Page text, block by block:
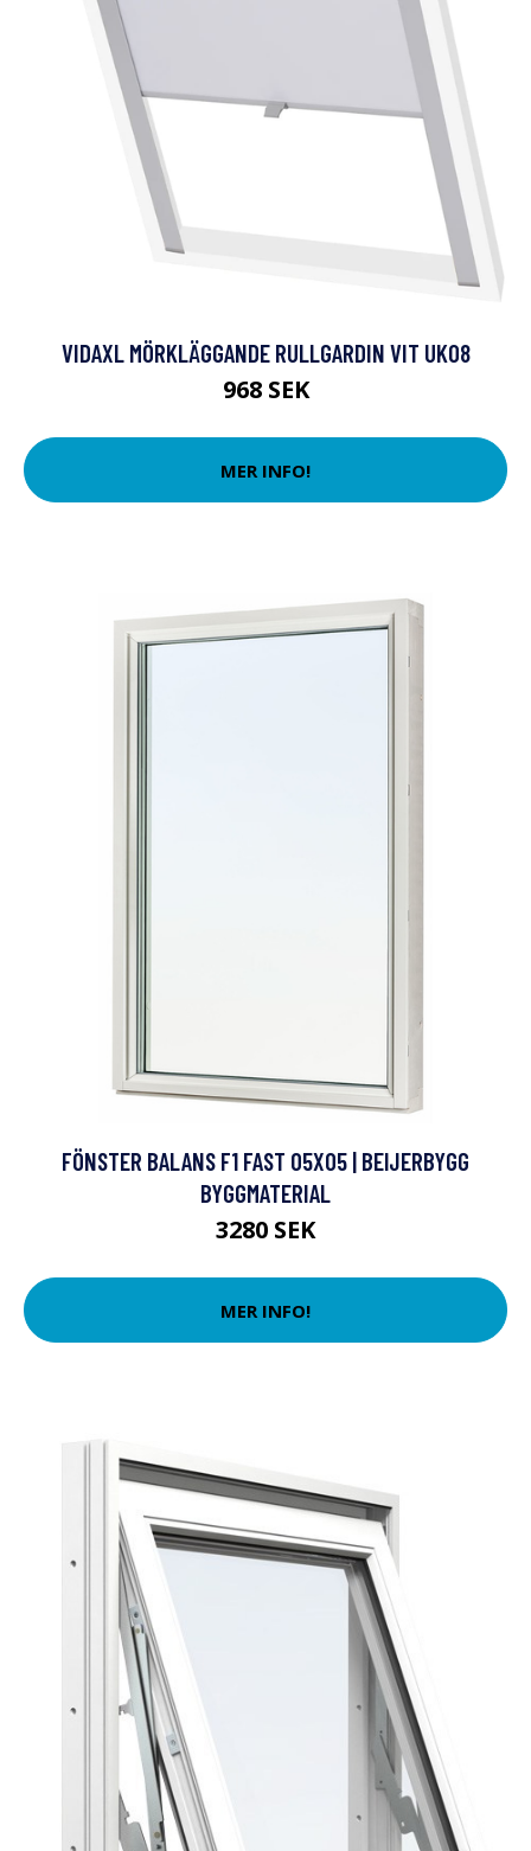
VIDAXL MÖRKLÄGGANDE RULLGARDIN VIT UK08
968 SEK
MER INFO!
FÖNSTER BALANS F1 FAST 05X05 | BEIJERBYGG
BYGGMATERIAL
3280 SEK
MER INFO!